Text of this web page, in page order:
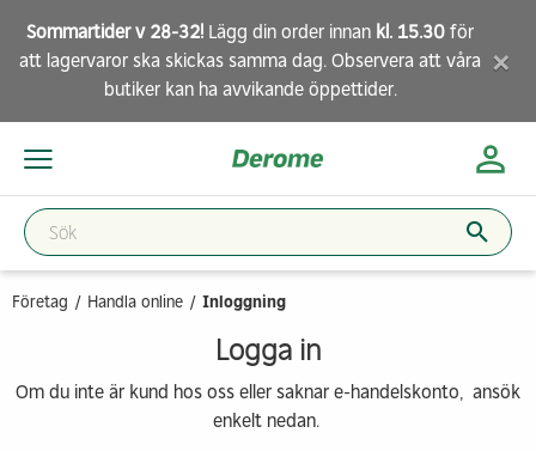
Sommartider v 28-32! Lägg din order innan kl. 15.30 för
att lagervaror ska skickas samma dag. Observera att våra
butikerkan ha avvikande öppettider. ×
Företag Handla online Inloggning
Logga in
Om du inte är kund hos oss eller saknar e-handelskonto, ansök
enkelt nedan.